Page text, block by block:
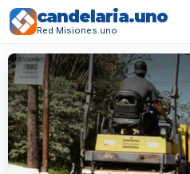
candelaria.uno
Red Misiones.uno